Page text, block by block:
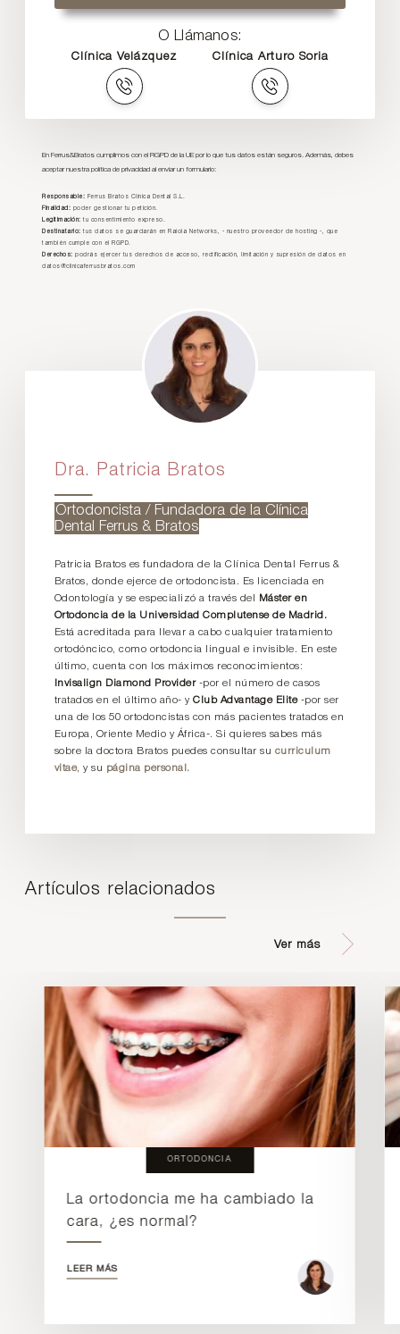
O Llámanos:
Clínica Velázquez Clínica Arturo Soria
En Ferrus&Bratos cumplimos con el RGPD de la UE por lo que tus datos están seguros. Además, debes
aceptar nuestra política de privacidad al enviar un formulario:
Responsable: Ferrus Bratos Clínica Dental S.L.
Finalidad: poder gestionar tu petición.
Legitimación: tu consentimiento expreso.
Destinatario: tus datos se guardarán en Raiola Networks, - nuestro proveedor de hosting -, que
también cumple con el RGPD.
Derechos: podrás ejercer tus derechos de acceso, rectificación, limitación y supresión de datos en
datos@clinicaferrusbratos.com
Dra. Patricia Bratos
Ortodoncista / Fundadora de la Clínica
Dental Ferrus & Bratos
Patricia Bratos es fundadora de la Clínica Dental Ferrus &
Bratos, donde ejerce de ortodoncista. Es licenciada en
Odontología y se especializó a través del
Máster en
Ortodoncia de la Universidad Complutense de Madrid.
Está acreditada para llevar a cabo cualquier tratamiento
ortodóncico, como ortodoncia lingual e invisible. En este
último, cuenta con los máximos reconocimientos:
Invisalign Diamond Provider-por el número de casos
tratados en el último año- yClub Advantage Elite-por ser
una de los 50 ortodoncistas con más pacientes tratados en
Europa, Oriente Medio y África-. Si quieres sabes más
sobre la doctora Bratos puedes consultar su curriculum
vitae, y su página personal.
Artículos relacionados
Ver más
ORTODONCIA
La ortodoncia me ha cambiado la
cara, ¿es normal?
LEER MÁS